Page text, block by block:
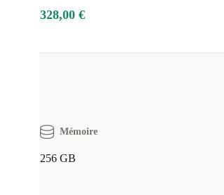
328,00 €
Mémoire
256 GB